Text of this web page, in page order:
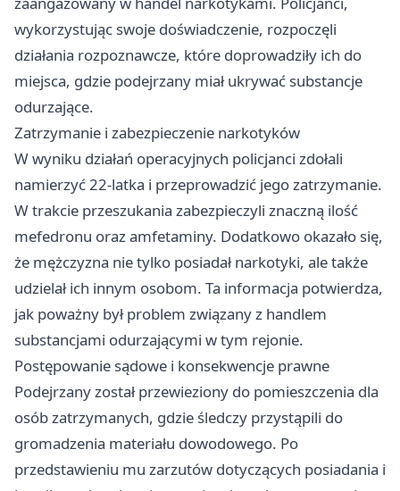
wykorzystując swoje doświadczenie, rozpoczęli
działania rozpoznawcze, które doprowadziły ich do
miejsca, gdzie podejrzany miał ukrywać substancje
odurzające.
Zatrzymanie i zabezpieczenie narkotyków
W wyniku działań operacyjnych policjanci zdołali
namierzyć 22-latka i przeprowadzić jego zatrzymanie.
W trakcie przeszukania zabezpieczyli znaczną ilość
mefedronu oraz amfetaminy. Dodatkowo okazało się,
że mężczyzna nie tylko posiadał narkotyki, ale także
udzielał ich innym osobom. Ta informacja potwierdza,
jak poważny był problem związany z handlem
substancjami odurzającymi w tym rejonie.
Postępowanie sądowe i konsekwencje prawne
Podejrzany został przewieziony do pomieszczenia dla
osób zatrzymanych, gdzie śledczy przystąpili do
gromadzenia materiału dowodowego. Po
przedstawieniu mu zarzutów dotyczących posiadania i